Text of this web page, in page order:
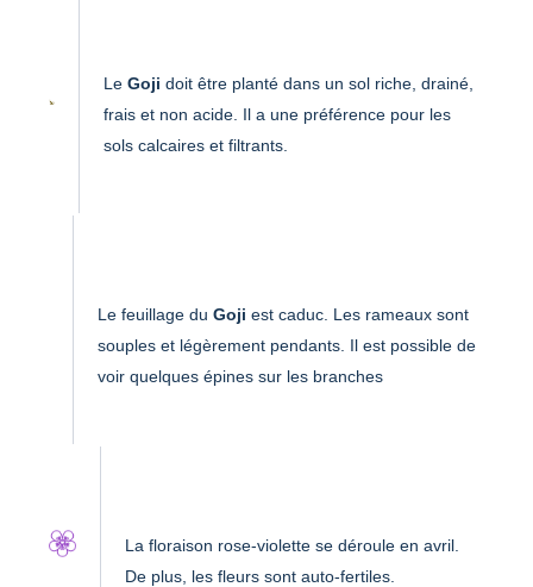
Le Goji doit être planté dans un sol riche, drainé,
frais et non acide. Il a une préférence pour les
sols calcaires et filtrants.
Le feuillage du Goji est caduc. Les rameaux sont
souples et légèrement pendants. Il est possible de
voir quelques épines sur les branches
La floraison rose-violette se déroule en avril.
De plus, les fleurs sont auto-fertiles.